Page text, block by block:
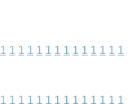
1 1 1 1 1 1 1 1 1 1 1 1 1 1
1 1 1 1 1 1 1 1 1 1 1 1 1 1